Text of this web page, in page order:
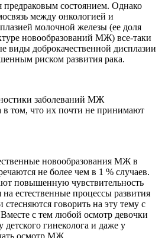
предраковым состоянием. Однако
между онкологией и
молочной железы (ее доля
новообразований МЖ) все-таки
виды доброкачественной дисплазии
риском развития рака.
заболеваний МЖ
в том, что их почти не принимают
новообразования МЖ в
не более чем в 1 % случаев.
повышенную чувствительность
естественные процессы развития
стесняются говорить на эту тему с
с тем любой осмотр девочки
детского гинеколога и даже у